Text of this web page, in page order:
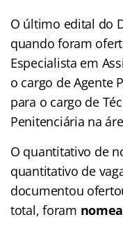
O último edital do
quando foram
Especialista em
o cargo de Agente
para o cargo de
Penitenciária na
O quantitativo de
quantitativo de
documentou
total, foram